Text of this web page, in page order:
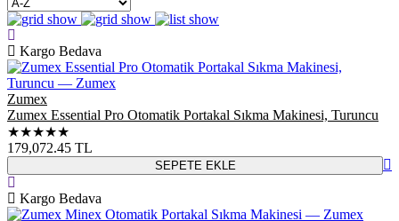
Kargo Bedava
Zumex
Zumex Essential Pro Otomatik Portakal Sıkma Makinesi, Turuncu
★★★★★
179,072.45 TL
SEPETE EKLE
Kargo Bedava